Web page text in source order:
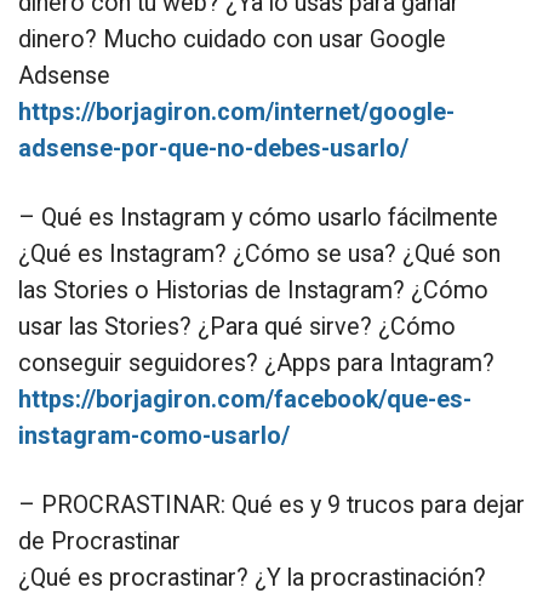
dinero? Mucho cuidado con usar Google
Adsense
https://borjagiron.com/internet/google-
adsense-por-que-no-debes-usarlo/
– Qué es Instagram y cómo usarlo fácilmente
¿Qué es Instagram? ¿Cómo se usa? ¿Qué son
las Stories o Historias de Instagram? ¿Cómo
usar las Stories? ¿Para qué sirve? ¿Cómo
conseguir seguidores? ¿Apps para Intagram?
https://borjagiron.com/facebook/que-es-
instagram-como-usarlo/
– PROCRASTINAR: Qué es y 9 trucos para dejar
de Procrastinar
¿Qué es procrastinar? ¿Y la procrastinación?